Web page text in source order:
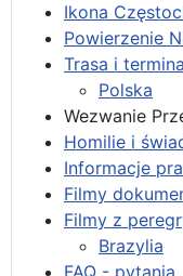
Ikona
Powierzenie
Trasa i
Polska
Wezwanie
Homilie i
Informacje
Filmy
Filmy z
Brazylia